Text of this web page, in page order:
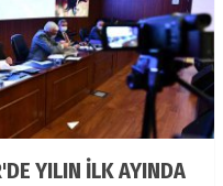
YILIN İLK AYINDA